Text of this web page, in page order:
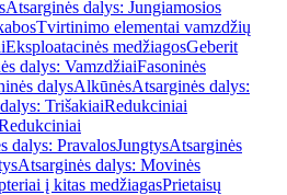
Atsarginės dalys: Jungiamosios
Tvirtinimo elementai vamzdžių
Eksploatacinės medžiagosGeberit
dalys: VamzdžiaiFasoninės
dalysAlkūnėsAtsarginės dalys:
TrišakiaiRedukciniai
dalys: PravalosJungtysAtsarginės
Atsarginės dalys: Movinės
į kitas medžiagasPrietaisų